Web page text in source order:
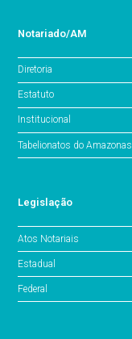
Notariado/AM
Diretoria
Estatuto
Institucional
Tabelionatos do Amazonas
Legislação
Atos Notariais
Estadual
Federal